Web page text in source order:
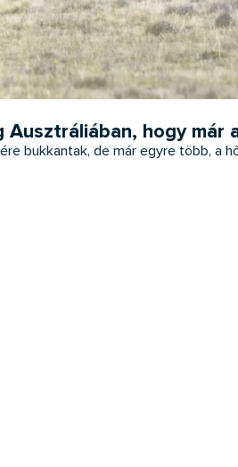
Ausztráliában, hogy már
bukkantak, de már egyre több, a